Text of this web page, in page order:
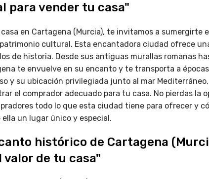
para vender tu casa"
en Cartagena (Murcia), te invitamos a sumergirte
cultural. Esta encantadora ciudad ofrece
de historia. Desde sus antiguas murallas romanas
te envuelve en su encanto y te transporta a épocas
y su ubicación privilegiada junto al mar
el comprador adecuado para tu casa. No pierdas la
todo lo que esta ciudad tiene para ofrecer y
un lugar único y especial.
histórico de Cartagena
valor de tu casa"